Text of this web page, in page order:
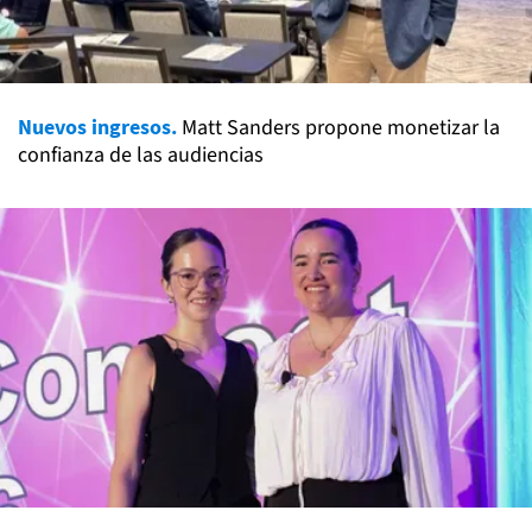
Nuevos ingresos. Matt Sanders propone monetizar la
confianza de las audiencias